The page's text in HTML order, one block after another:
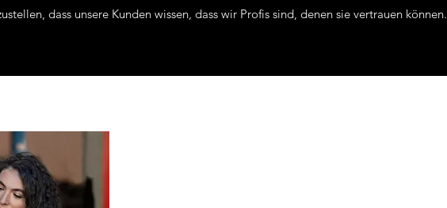
dass unsere Kunden wissen, dass wir Profis sind, denen sie vertrauen können.